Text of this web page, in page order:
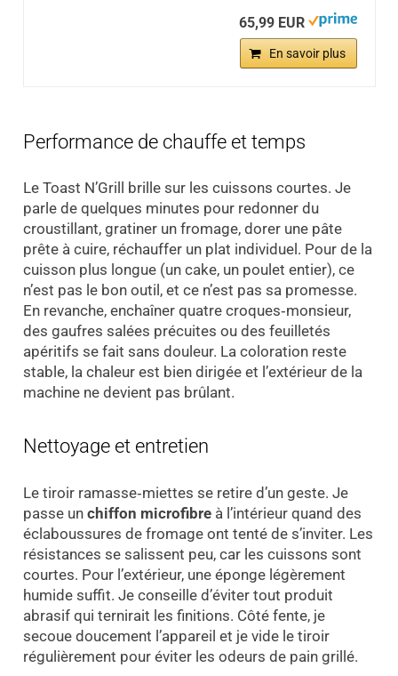
65,99 EUR
En savoir plus
Performance de chauffe et temps
Le Toast N’Grill brille sur les cuissons courtes. Je
parle de quelques minutes pour redonner du
croustillant, gratiner un fromage, dorer une pâte
prête à cuire, réchauffer un plat individuel. Pour de la
cuisson plus longue (un cake, un poulet entier), ce
n’est pas le bon outil, et ce n’est pas sa promesse.
En revanche, enchaîner quatre croques‑monsieur,
des gaufres salées précuites ou des feuilletés
apéritifs se fait sans douleur. La coloration reste
stable, la chaleur est bien dirigée et l’extérieur de la
machine ne devient pas brûlant.
Nettoyage et entretien
Le tiroir ramasse‑miettes se retire d’un geste. Je
passe un chiffon microfibreà l’intérieur quand des
éclaboussures de fromage ont tenté de s’inviter. Les
résistances se salissent peu, car les cuissons sont
courtes. Pour l’extérieur, une éponge légèrement
humide suffit. Je conseille d’éviter tout produit
abrasif qui ternirait les finitions. Côté fente, je
secoue doucement l’appareil et je vide le tiroir
régulièrement pour éviter les odeurs de pain grillé.